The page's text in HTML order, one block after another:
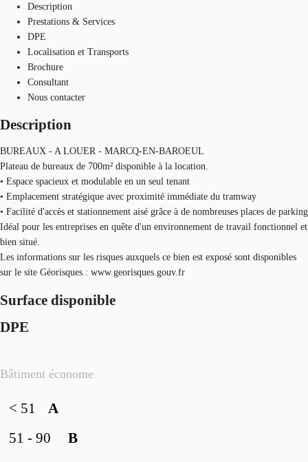
Description
Prestations & Services
DPE
Localisation et Transports
Brochure
Consultant
Nous contacter
Description
BUREAUX - A LOUER - MARCQ-EN-BAROEUL
Plateau de bureaux de 700m² disponible à la location.
• Espace spacieux et modulable en un seul tenant
• Emplacement stratégique avec proximité immédiate du tramway
• Facilité d'accès et stationnement aisé grâce à de nombreuses places de parking
Idéal pour les entreprises en quête d'un environnement de travail fonctionnel et
bien situé.
Les informations sur les risques auxquels ce bien est exposé sont disponibles
sur le site Géorisques : www.georisques.gouv.fr
Surface disponible
DPE
Bâtiment économe
A
< 51
B
51 - 90